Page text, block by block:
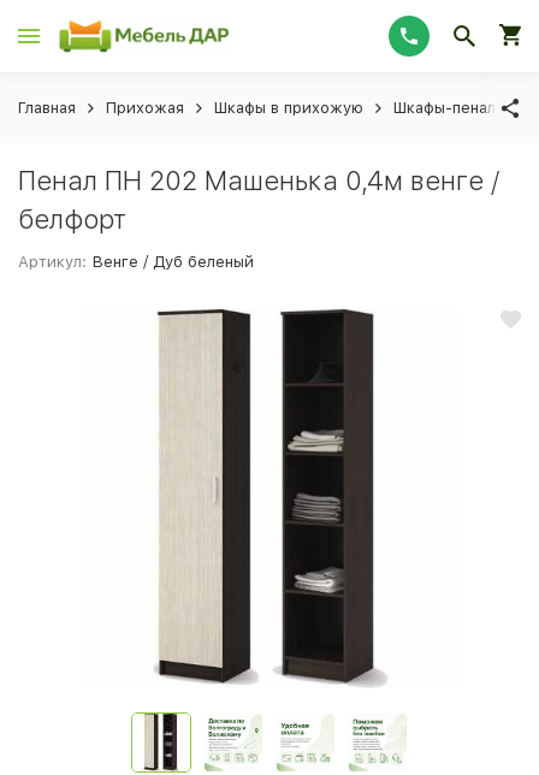
Главная Прихожая Шкафы в прихожую Шкафы-пеналы в
Пенал ПН 202 Машенька 0,4м венге /
белфорт
Артикул: Венге / Дуб беленый